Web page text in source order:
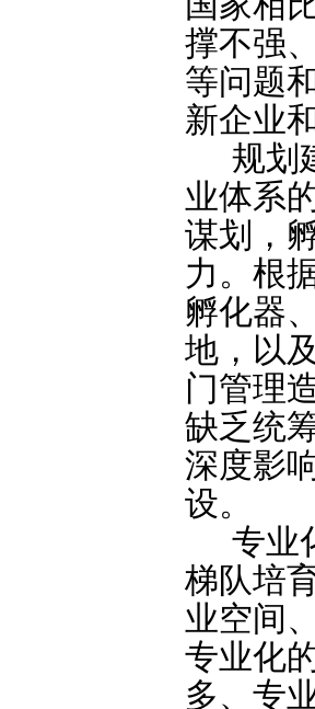
撑不强
等问题
新企业
规划
业体系
谋划，
力。根
孵化器
地，以
门管理
缺乏统
深度影
设。
专业
梯队培
业空间
专业化
多、专